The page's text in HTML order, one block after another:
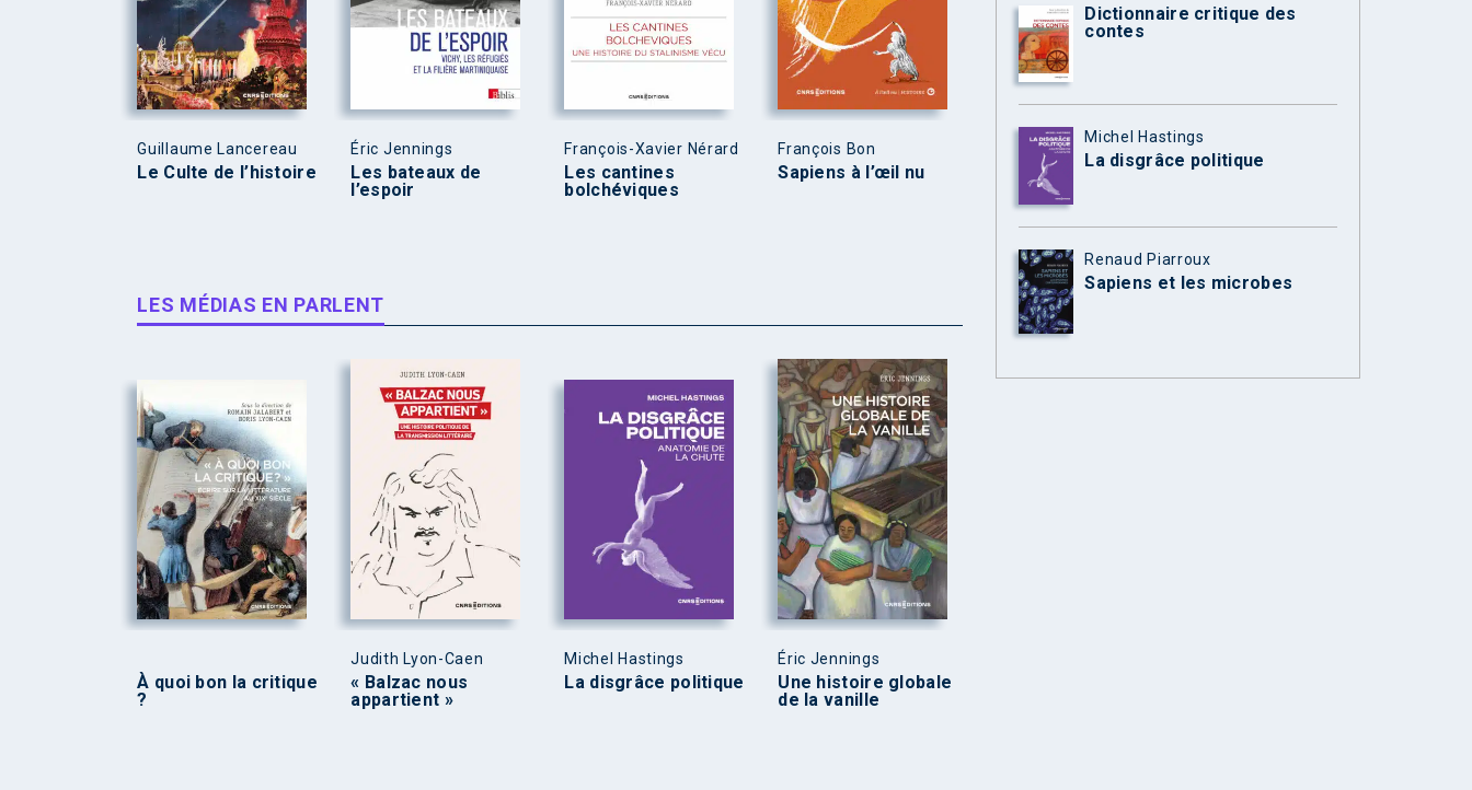
Guillaume Lancereau
Le Culte de l’histoire
Éric Jennings
Les bateaux de
l’espoir
François-Xavier Nérard
Les cantines
bolchéviques
François Bon
Sapiens à l’œil nu
LES MÉDIAS EN PARLENT
À quoi bon la critique
?
Judith Lyon-Caen
« Balzac nous
appartient »
Michel Hastings
La disgrâce politique
Éric Jennings
Une histoire globale
de la vanille
Dictionnaire critique des
contes
Michel Hastings
La disgrâce politique
Renaud Piarroux
Sapiens et les microbes